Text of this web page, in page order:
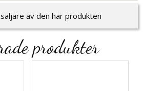
av den här produkten
produkter